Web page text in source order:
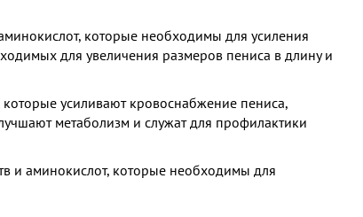
которые необходимы для усиления
для увеличения размеров пениса в длину и
усиливают кровоснабжение пениса,
метаболизм и служат для профилактики
и аминокислот, которые необходимы для